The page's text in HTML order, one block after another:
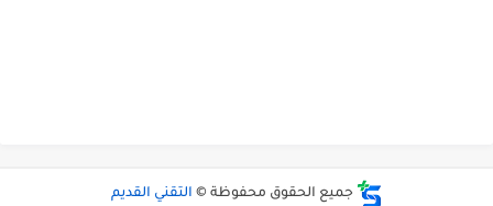
جميع الحقوق محفوظة © التقني القديم